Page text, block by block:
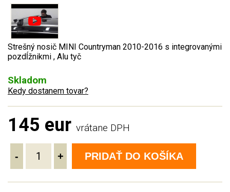
Strešný nosič MINI Countryman 2010-2016 s integrovanými
pozdĺžnikmi , Alu tyč
Skladom
Kedy dostanem tovar?
145 eur vrátane DPH
- + PRIDAŤ DO KOŠÍKA